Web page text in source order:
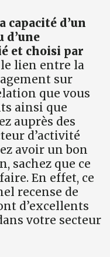
capacité d’un
d’une
et choisi par
lien entre la
sur
que vous
ainsi que
auprès des
d’activité
avoir un bon
sachez que ce
En effet, ce
recense de
d’excellents
votre secteur